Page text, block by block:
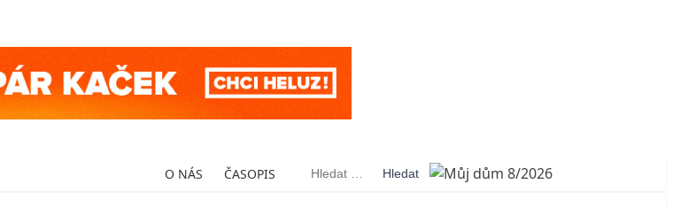
O NÁS ČASOPIS Vyhledávání